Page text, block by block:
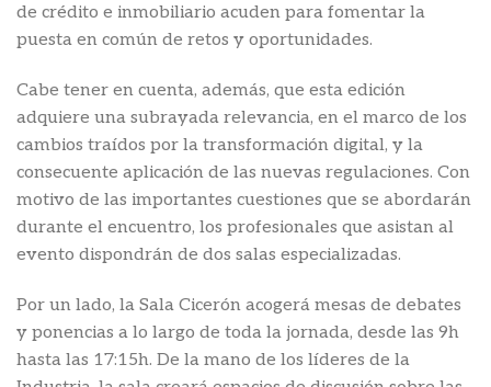
de crédito e inmobiliario acuden para fomentar la
puesta en común de retos y oportunidades.
Cabe tener en cuenta, además, que esta edición
adquiere una subrayada relevancia, en el marco de los
cambios traídos por la transformación digital, y la
consecuente aplicación de las nuevas regulaciones. Con
motivo de las importantes cuestiones que se abordarán
durante el encuentro, los profesionales que asistan al
evento dispondrán de dos salas especializadas.
Por un lado, la Sala Cicerón acogerá mesas de debates
y ponencias a lo largo de toda la jornada, desde las 9h
hasta las 17:15h. De la mano de los líderes de la